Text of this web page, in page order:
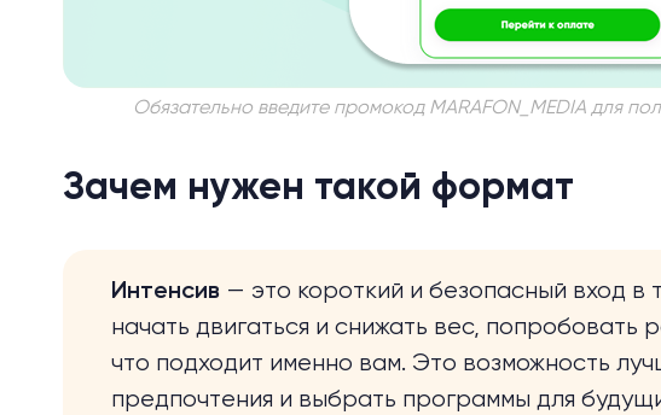
Обязательно введите промокод MARAFON_MEDIA для
Зачем нужен такой формат
Интенсив — это короткий и безопасный вход в
начать двигаться и снижать вес, попробовать
что подходит именно вам. Это возможность
предпочтения и выбрать программы для